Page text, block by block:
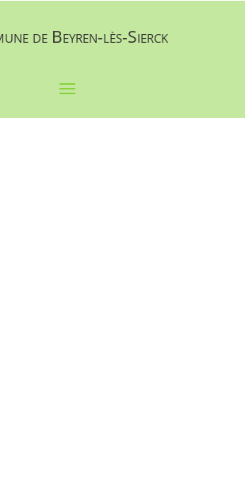
de Beyren-lès-Sierck